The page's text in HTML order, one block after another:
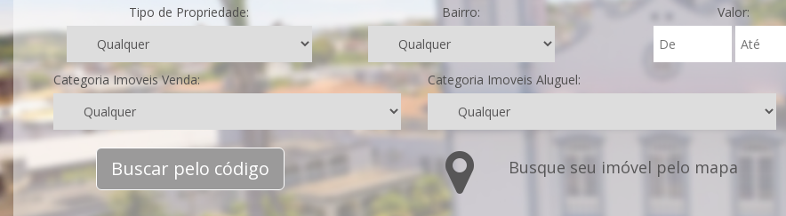
Tipo de Propriedade: Bairro: Valor:
Categoria Imoveis Venda: Categoria Imoveis Aluguel:
Buscar pelo código Busque seu imóvel pelo mapa